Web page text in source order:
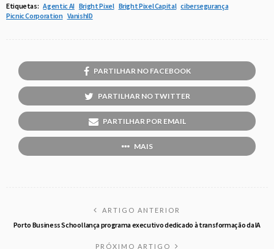
Etiquetas: Agentic AI Bright Pixel Bright Pixel Capital cibersegurança
Picnic Corporation VanishID
PARTILHAR NO FACEBOOK
PARTILHAR NO TWITTER
PARTILHAR POR EMAIL
MAIS
ARTIGO ANTERIOR
Porto Business School lança programa executivo dedicado à transformação da IA
PRÓXIMO ARTIGO